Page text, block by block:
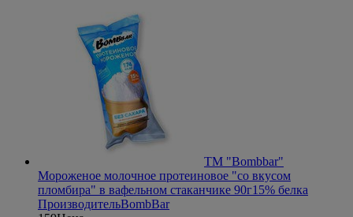
ТМ "Bombbar"
Мороженое молочное протеиновое "со вкусом
пломбира" в вафельном стаканчике 90г15% белка
ПроизводительBombBar